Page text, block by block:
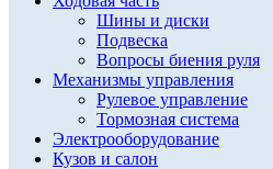
Шины и диски
Подвеска
Вопросы биения руля
Механизмы управления
Рулевое управление
Тормозная система
Электрооборудование
Кузов и салон